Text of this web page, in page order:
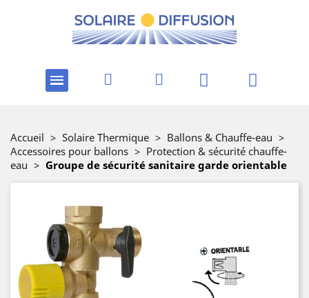
Accueil > Solaire Thermique > Ballons & Chauffe-eau >
Accessoires pour ballons > Protection & sécurité chauffe-
eau > Groupe de sécurité sanitaire garde orientable